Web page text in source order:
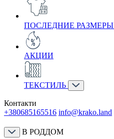
ПОСЛЕДНИЕ РАЗМЕРЫ
АКЦИИ
ТЕКСТИЛЬ
Контакти
+380685165516 info@krako.land
В РОДДОМ